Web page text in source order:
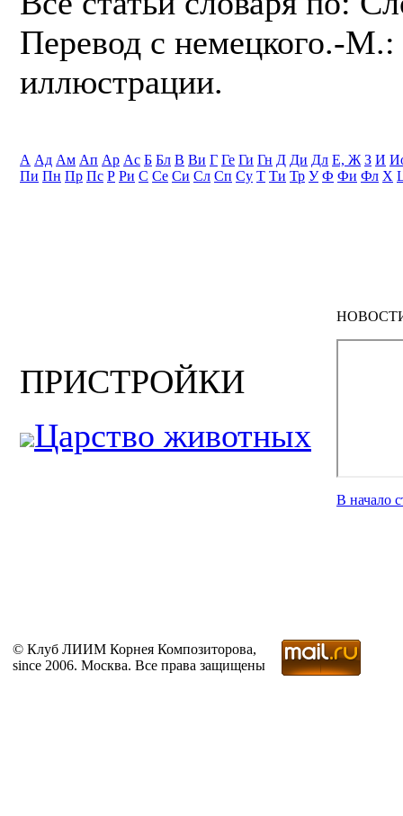
Перевод с немецкого.-
иллюстрации.
А Ад Ам Ап Ар Ас Б Бл В Ви Г Ге Ги Гн Д Ди Дл Е, Ж З И
Пи Пн Пр Пс Р Ри С Се Си Сл Сп Су Т Ти Тр У Ф Фи Фл Х
ПРИСТРОЙКИ
Царство животных
В начало
© Клуб ЛИИМ Корнея Композиторова,
since 2006. Москва. Все права защищены